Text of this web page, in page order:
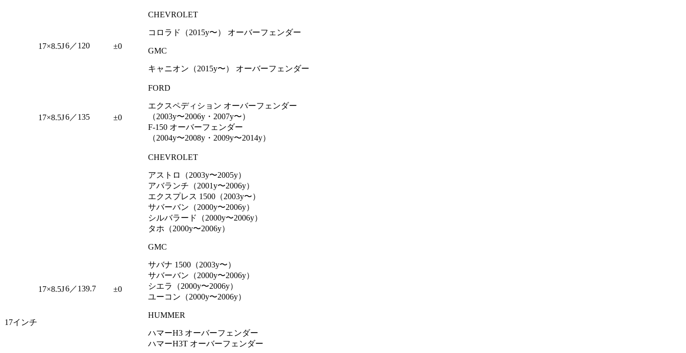
17インチ
17×8.5J6／120 ±0
CHEVROLET
コロラド（2015y〜） オーバーフェンダー
GMC
キャニオン（2015y〜） オーバーフェンダー
17×8.5J6／135 ±0
FORD
エクスペディション オーバーフェンダー
（2003y〜2006y・2007y〜）
F-150 オーバーフェンダー
（2004y〜2008y・2009y〜2014y）
17×8.5J6／139.7 ±0
CHEVROLET
アストロ（2003y〜2005y）
アバランチ（2001y〜2006y）
エクスプレス 1500（2003y〜）
サバーバン（2000y〜2006y）
シルバラード（2000y〜2006y）
タホ（2000y〜2006y）
GMC
サバナ 1500（2003y〜）
サバーバン（2000y〜2006y）
シエラ（2000y〜2006y）
ユーコン（2000y〜2006y）
HUMMER
ハマーH3 オーバーフェンダー
ハマーH3T オーバーフェンダー